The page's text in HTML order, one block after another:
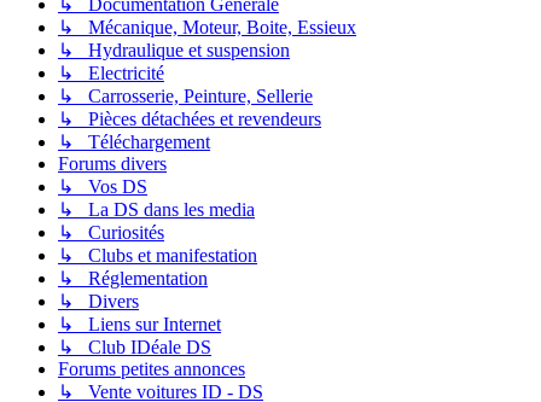
↳ Documentation Générale
↳ Mécanique, Moteur, Boite, Essieux
↳ Hydraulique et suspension
↳ Electricité
↳ Carrosserie, Peinture, Sellerie
↳ Pièces détachées et revendeurs
↳ Téléchargement
Forums divers
↳ Vos DS
↳ La DS dans les media
↳ Curiosités
↳ Clubs et manifestation
↳ Réglementation
↳ Divers
↳ Liens sur Internet
↳ Club IDéale DS
Forums petites annonces
↳ Vente voitures ID - DS